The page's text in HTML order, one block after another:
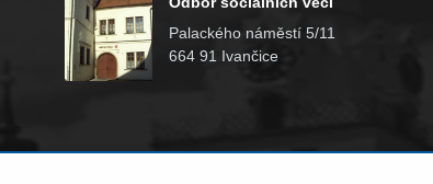
Palackého náměstí 5/11
664 91 Ivančice